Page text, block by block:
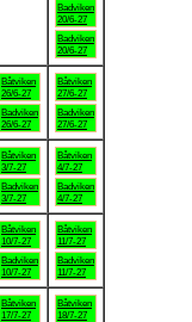
Badviken
20/6-27
Badviken
20/6-27
Båtviken
26/6-27
Badviken
26/6-27
Båtviken
27/6-27
Badviken
27/6-27
Båtviken
3/7-27
Badviken
3/7-27
Båtviken
4/7-27
Badviken
4/7-27
Båtviken
10/7-27
Badviken
10/7-27
Båtviken
11/7-27
Badviken
11/7-27
Båtviken
17/7-27
Båtviken
18/7-27